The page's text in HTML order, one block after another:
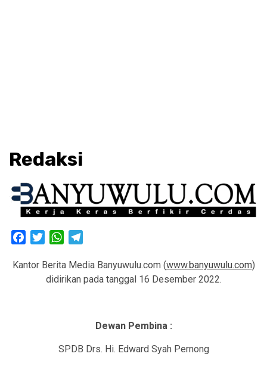
Redaksi
FacebookTwitterWhatsApp
Kantor Berita Media Banyuwulu.com (www.banyuwulu.com)
didirikan pada tanggal 16 Desember 2022.
Dewan Pembina :
SPDB Drs. Hi. Edward Syah Pernong